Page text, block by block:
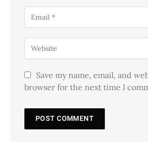
Save my name, email, and
browser for the next time I